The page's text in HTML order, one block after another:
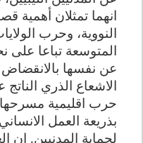
انهما تمثلان أهمية
النووية، وحرب
المتوسعة تباعا
عن نفسها بالانقضاض
الاشعاع الذري
حرب اقليمية
بذريعة العمل
لحماية المدنيين. ان